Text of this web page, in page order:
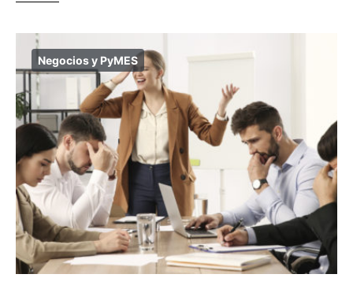
Negocios y PyMES